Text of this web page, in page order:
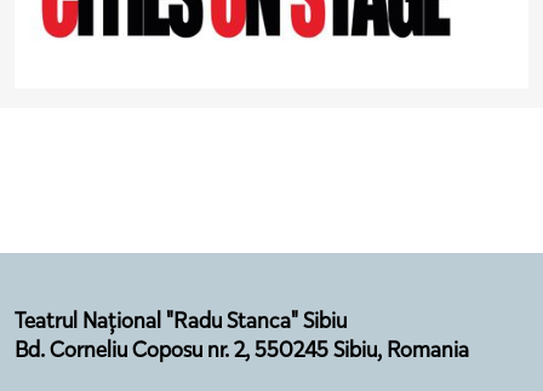
Teatrul Național "Radu Stanca" Sibiu
Bd. Corneliu Coposu nr. 2, 550245 Sibiu, Romania